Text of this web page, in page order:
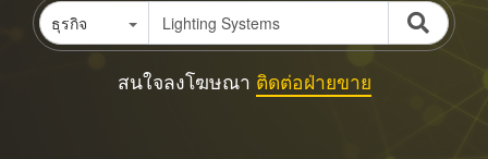
ธุรกิจ
สนใจลงโฆษณา ติดต่อฝ่ายขาย